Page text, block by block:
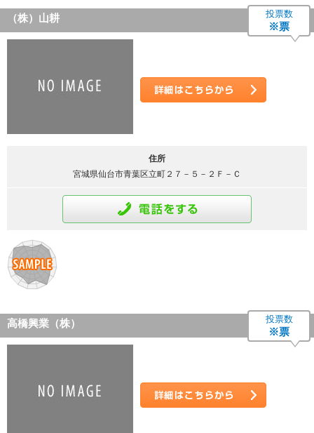
（株）山耕 投票数
※票
住所
宮城県仙台市青葉区立町２７－５－２Ｆ－Ｃ
高橋興業（株） 投票数
※票